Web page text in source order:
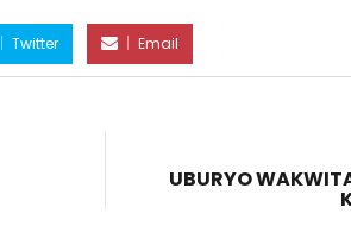
Twitter Email
UBURYO